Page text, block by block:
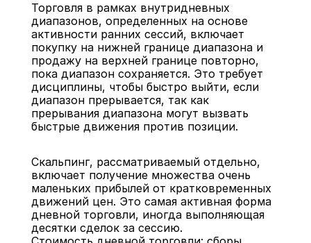
Торговля в рамках внутридневных
диапазонов, определенных на основе
активности ранних сессий, включает
покупку на нижней границе диапазона и
продажу на верхней границе повторно,
пока диапазон сохраняется. Это требует
дисциплины, чтобы быстро выйти, если
диапазон прерывается, так как
прерывания диапазона могут вызвать
быстрые движения против позиции.
Скальпинг, рассматриваемый отдельно,
включает получение множества очень
маленьких прибылей от кратковременных
движений цен. Это самая активная форма
дневной торговли, иногда выполняющая
десятки сделок за сессию.